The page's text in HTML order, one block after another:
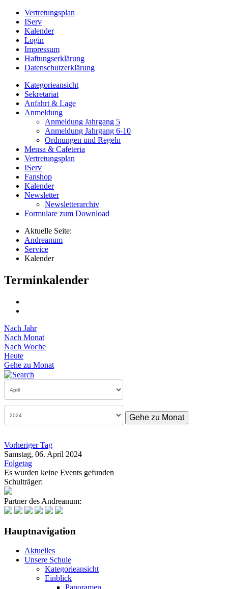
Vertretungsplan
IServ
Kalender
Login
Impressum
Haftungserklärung
Datenschutzerklärung
Kategorieansicht
Sekretariat
Anfahrt & Lage
Anmeldung
Anmeldung Jahrgang 5
Anmeldung Jahrgang 6-10
Ordnungen und Regeln
Mensa & Cafeteria
Vertretungsplan
IServ
Fanshop
Kalender
Newsletter
Newsletterarchiv
Formulare zum Download
Aktuelle Seite:
Andreanum
Service
Kalender
Terminkalender
Nach Jahr
Nach Monat
Nach Woche
Heute
Gehe zu Monat
Gehe zu Monat
Vorheriger Tag
Samstag, 06. April 2024
Folgetag
Es wurden keine Events gefunden
Schulträger:
Partner des Andreanum:
Hauptnavigation
Aktuelles
Unsere Schule
Kategorieansicht
Einblick